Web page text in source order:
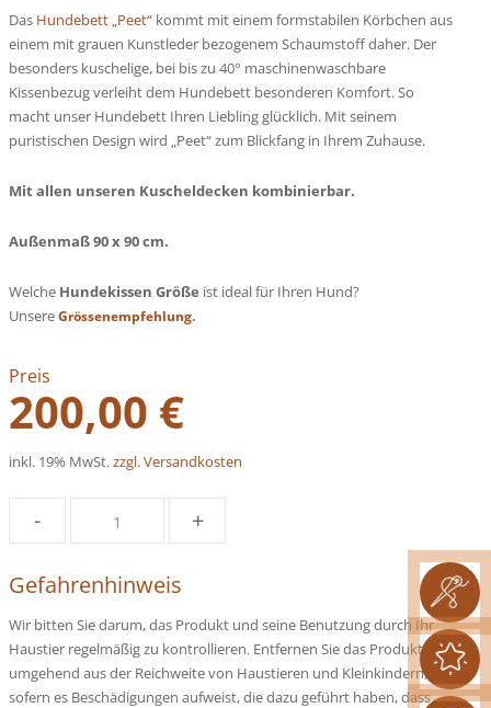
Das Hundebett „Peet“ kommt mit einem formstabilen Körbchen aus
einem mit grauen Kunstleder bezogenem Schaumstoff daher. Der
besonders kuschelige, bei bis zu 40° maschinenwaschbare
Kissenbezug verleiht dem Hundebett besonderen Komfort. So
macht unser Hundebett Ihren Liebling glücklich. Mit seinem
puristischen Design wird „Peet“ zum Blickfang in Ihrem Zuhause.
Mit allen unseren Kuscheldecken kombinierbar.
Außenmaß 90 x 90 cm.
Welche Hundekissen Größe ist ideal für Ihren Hund?
UnsereGrössenempfehlung.
Preis
200,00 €
inkl. 19% MwSt.zzgl. Versandkosten
- +
Gefahrenhinweis
Wir bitten Sie darum, das Produkt und seine Benutzung durch Ihr
Haustier regelmäßig zu kontrollieren. Entfernen Sie das Produkt bitte
umgehend aus der Reichweite von Haustieren und Kleinkindern,
sofern es Beschädigungen aufweist, die dazu geführt haben, dass